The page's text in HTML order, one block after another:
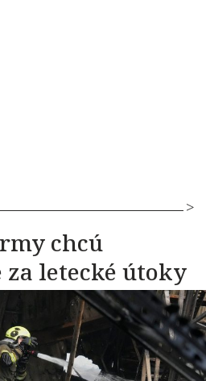
chcú
za letecké útoky